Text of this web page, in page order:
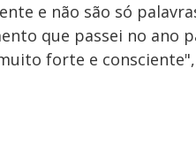
e não são só
que passei no ano
forte e